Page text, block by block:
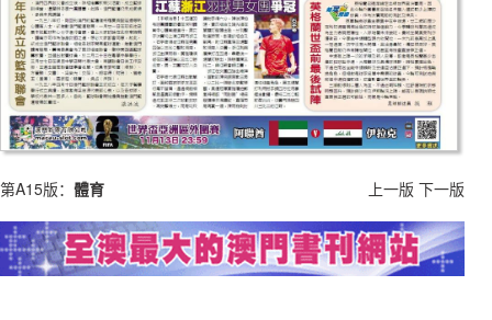
第A15版： 體育 上一版 下一版